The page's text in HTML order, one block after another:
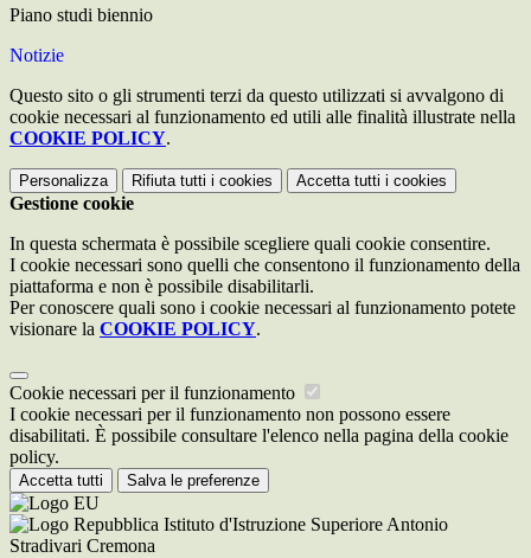
Piano studi biennio
Notizie
Questo sito o gli strumenti terzi da questo utilizzati si avvalgono di
cookie necessari al funzionamento ed utili alle finalità illustrate nella
COOKIE POLICY.
Personalizza Rifiuta tutti i cookies Accetta tutti i cookies
Gestione cookie
In questa schermata è possibile scegliere quali cookie consentire.
I cookie necessari sono quelli che consentono il funzionamento della
piattaforma e non è possibile disabilitarli.
Per conoscere quali sono i cookie necessari al funzionamento potete
visionare la COOKIE POLICY.
Cookie necessari per il funzionamento
I cookie necessari per il funzionamento non possono essere
disabilitati. È possibile consultare l'elenco nella pagina della cookie
policy.
Accetta tutti Salva le preferenze
Istituto d'Istruzione Superiore Antonio
Stradivari Cremona